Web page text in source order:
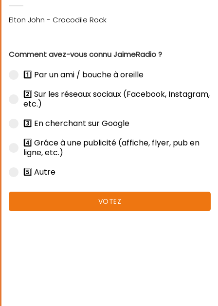
Comment avez-vous connu JaimeRadio ?
1️⃣ Par un ami / bouche à oreille
2️⃣ Sur les réseaux sociaux (Facebook, Instagram,
etc.)
3️⃣ En cherchant sur Google
4️⃣ Grâce à une publicité (affiche, flyer, pub en
ligne, etc.)
5️⃣ Autre
VOTEZ